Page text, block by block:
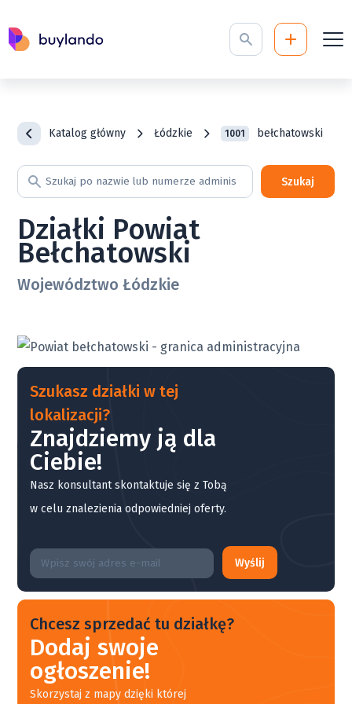
Katalog główny Łódzkie 1001 bełchatowski
Szukaj
Działki Powiat
Bełchatowski
Województwo Łódzkie
Szukasz działki w tej
lokalizacji?
Znajdziemy ją dla
Ciebie!
Nasz konsultant skontaktuje się z Tobą
w celu znalezienia odpowiedniej oferty.
Wyślij
Chcesz sprzedać tu działkę?
Dodaj swoje
ogłoszenie!
Skorzystaj z mapy dzięki której